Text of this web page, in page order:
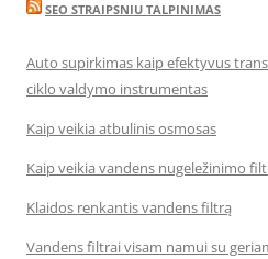
SEO STRAIPSNIU TALPINIMAS
Auto supirkimas kaip efektyvus
ciklo valdymo instrumentas
Kaip veikia atbulinis osmosas
Kaip veikia vandens nugeležinimo
Klaidos renkantis vandens filtrą
Vandens filtrai visam namui su